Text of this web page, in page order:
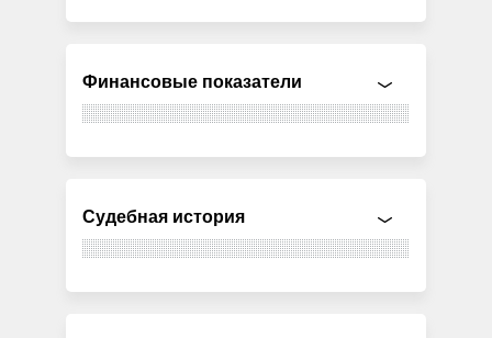
Финансовые показатели
Судебная история